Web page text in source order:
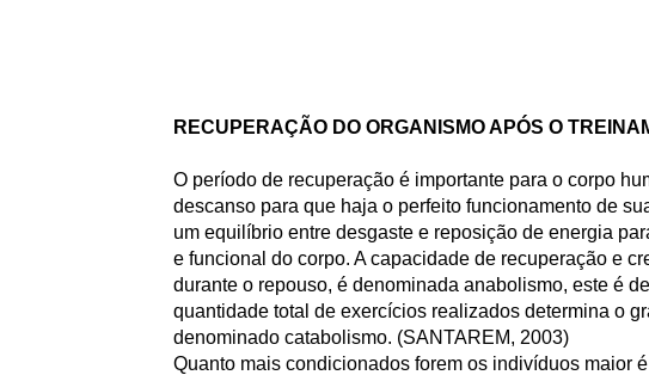
RECUPERAÇÃO DO ORGANISMO APÓS O
O período de recuperação é importante para o corpo
descanso para que haja o perfeito funcionamento de
um equilíbrio entre desgaste e reposição de energia
e funcional do corpo. A capacidade de recuperação e
durante o repouso, é denominada anabolismo, este é
quantidade total de exercícios realizados determina o
denominado catabolismo. (SANTAREM, 2003)
Quanto mais condicionados forem os indivíduos maior